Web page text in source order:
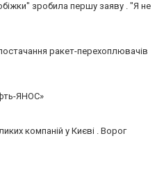
зробила першу заяву . "Я не
ракет-перехоплювачів
ЯНОС»
компаній у Києві . Ворог